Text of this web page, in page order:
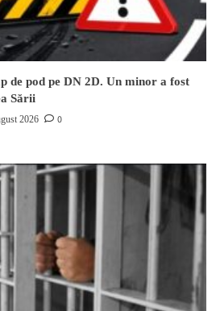
de pod pe DN 2D. Un minor a fost
Sării
2026 0